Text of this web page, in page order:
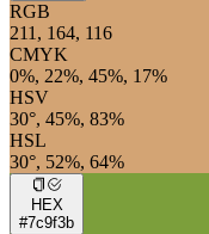
RGB
211, 164, 116
CMYK
0%, 22%, 45%, 17%
HSV
30°, 45%, 83%
HSL
30°, 52%, 64%
HEX
#7c9f3b